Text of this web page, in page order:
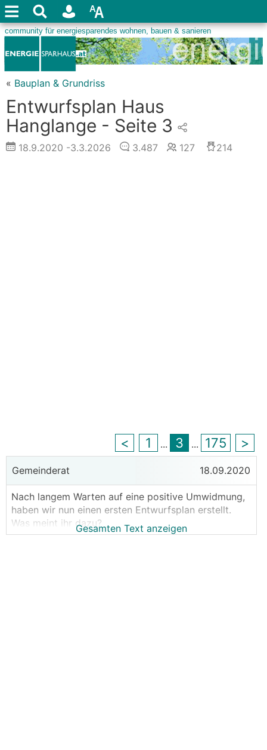
« Bauplan & Grundriss
Entwurfsplan Haus
Hanglange - Seite 3
18.9.2020 -3.3.2026 3.487 127 214
< 1 ... 3 ... 175 >
Gemeinderat 18.09.2020
Nach langem Warten auf eine positive Umwidmung,
haben wir nun einen ersten Entwurfsplan erstellt.
Was meint ihr dazu?Gesamten Text anzeigen